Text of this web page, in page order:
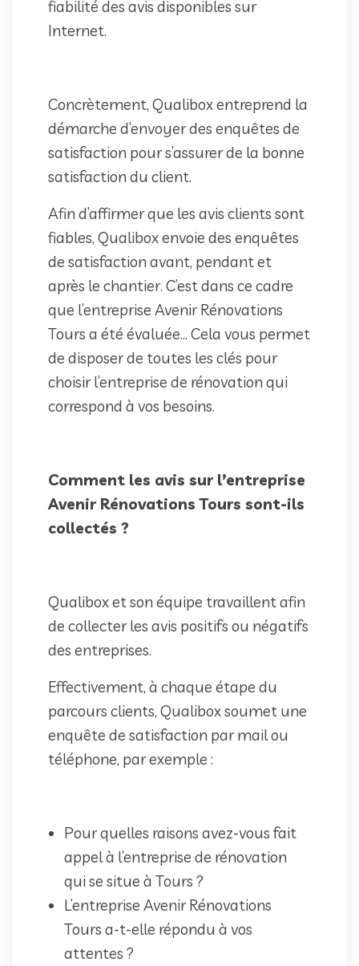
fiabilité des avis disponibles sur
Internet.
Concrètement, Qualibox entreprend la
démarche d’envoyer des enquêtes de
satisfaction pour s’assurer de la bonne
satisfaction du client.
Afin d’affirmer que les avis clients sont
fiables, Qualibox envoie des enquêtes
de satisfaction avant, pendant et
après le chantier. C’est dans ce cadre
que l’entreprise Avenir Rénovations
Tours a été évaluée… Cela vous permet
de disposer de toutes les clés pour
choisir l’entreprise de rénovation qui
correspond à vos besoins.
Comment les avis sur l’entreprise
Avenir Rénovations Tours sont-ils
collectés ?
Qualibox et son équipe travaillent afin
de collecter les avis positifs ou négatifs
des entreprises.
Effectivement, à chaque étape du
parcours clients, Qualibox soumet une
enquête de satisfaction par mail ou
téléphone, par exemple :
Pour quelles raisons avez-vous fait
appel à l’entreprise de rénovation
qui se situe à Tours ?
L’entreprise Avenir Rénovations
Tours a-t-elle répondu à vos
attentes ?